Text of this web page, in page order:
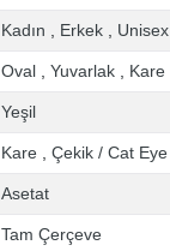
Kadın Erkek Unisex
Oval Yuvarlak Kare
Yeşil
Kare Çekik / Cat Eye
Asetat
Tam Çerçeve